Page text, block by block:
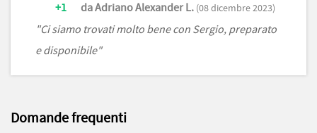
+1
da Adriano Alexander L. (08 dicembre 2023)
"Ci siamo trovati molto bene con Sergio, preparato
e disponibile"
Domande frequenti